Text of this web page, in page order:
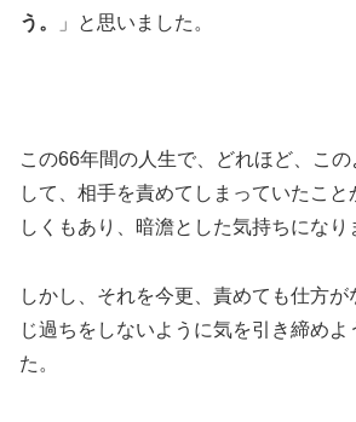
う。
」と思いました。
この66年間の人生で、どれほど、こ
して、相手を責めてしまっていたこ
しくもあり、暗澹とした気持ちになり
しかし、それを今更、責めても仕方が
じ過ちをしないように気を引き締めよ
た。